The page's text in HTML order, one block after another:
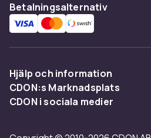
Betalningsalternativ
Hjälp och information
Vanliga frågor
CDON:s Marknadsplats
Sälj på CDON
CDON i sociala medier